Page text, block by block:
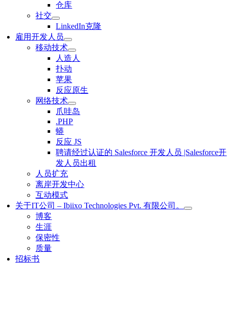
仓库
社交
LinkedIn克隆
雇用开发人员
移动技术
人造人
扑动
苹果
反应原生
网络技术
爪哇岛
.PHP
蟒
反应 JS
聘请经过认证的 Salesforce 开发人员 |Salesforce开
发人员出租
人员扩充
离岸开发中心
互动模式
关于IT公司 – Ibiixo Technologies Pvt. 有限公司。
博客
生涯
保密性
质量
招标书